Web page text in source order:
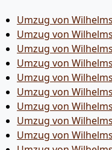
Umzug von
Umzug von
Umzug von
Umzug von
Umzug von
Umzug von
Umzug von
Umzug von
Umzug von